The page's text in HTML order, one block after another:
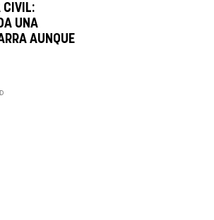
CIVIL:
UNA
AUNQUE